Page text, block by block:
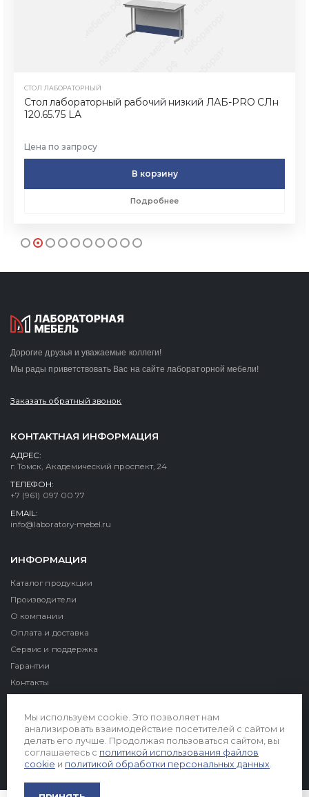
СТОЛ ЛАБОРАТОРНЫЙ
Стол лабораторный рабочий низкий ЛАБ-PRO CЛн
120.65.75 LA
Цена по запросу
В корзину
Подробнее
Дорогие друзья и уважаемые коллеги!
Мы рады приветствовать Вас на сайте лабораторной мебели!
Заказать обратный звонок
КОНТАКТНАЯ ИНФОРМАЦИЯ
АДРЕС:
г. Томск, Академический проспект, 24
ТЕЛЕФОН:
+7 (961) 097 00 77
EMAIL:
info@laboratory-mebel.ru
ИНФОРМАЦИЯ
Каталог продукции
Производители
О компании
Оплата и доставка
Сервис и поддержка
Гарантии
Контакты
© 2026. Все права защищены
Мы используем cookie. Это позволяет нам
анализировать взаимодействие посетителей с сайтом и
делать его лучше. Продолжая пользоваться сайтом, вы
соглашаетесь с политикой использования файлов
cookie и политикой обработки персональных данных